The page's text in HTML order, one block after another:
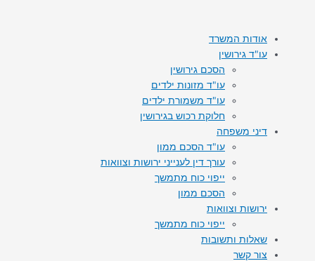
אודות המשרד
עו"ד גירושין
הסכם גירושין
עו"ד מזונות ילדים
עו"ד משמורת ילדים
חלוקת רכוש בגירושין
דיני משפחה
עו"ד הסכם ממון
עורך דין לענייני ירושות וצוואות
ייפוי כוח מתמשך
הסכם ממון
ירושות וצוואות
ייפוי כוח מתמשך
שאלות ותשובות
צור קשר